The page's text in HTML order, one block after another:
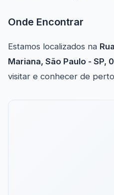
Onde Encontrar
Estamos localizados na
Mariana, São Paulo - SP,
visitar e conhecer de